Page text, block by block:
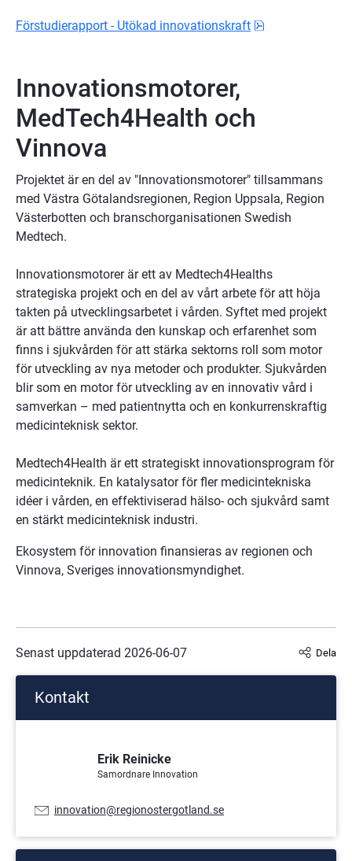
Förstudierapport - Utökad innovationskraft
Innovationsmotorer,
MedTech4Health och
Vinnova
Projektet är en del av "Innovationsmotorer" tillsammans
med Västra Götalandsregionen, Region Uppsala, Region
Västerbotten och branschorganisationen Swedish
Medtech.
Innovationsmotorer är ett av Medtech4Healths
strategiska projekt och en del av vårt arbete för att höja
takten på utvecklingsarbetet i vården. Syftet med projekt
är att bättre använda den kunskap och erfarenhet som
finns i sjukvården för att stärka sektorns roll som motor
för utveckling av nya metoder och produkter. Sjukvården
blir som en motor för utveckling av en innovativ vård i
samverkan – med patientnytta och en konkurrenskraftig
medicinteknisk sektor.
Medtech4Health är ett strategiskt innovationsprogram för
medicinteknik. En katalysator för fler medicintekniska
idéer i vården, en effektiviserad hälso- och sjukvård samt
en stärkt medicinteknisk industri.
Ekosystem för innovation finansieras av regionen och
Vinnova, Sveriges innovationsmyndighet.
Senast uppdaterad 2026-06-07 Dela
Kontakt
Erik Reinicke
Samordnare Innovation
E-
innovation@regionostergotland.se